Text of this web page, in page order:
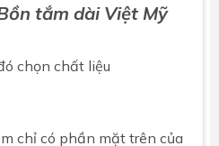
tắm dài Việt Mỹ
chọn chất liệu
chỉ có phần mặt trên của